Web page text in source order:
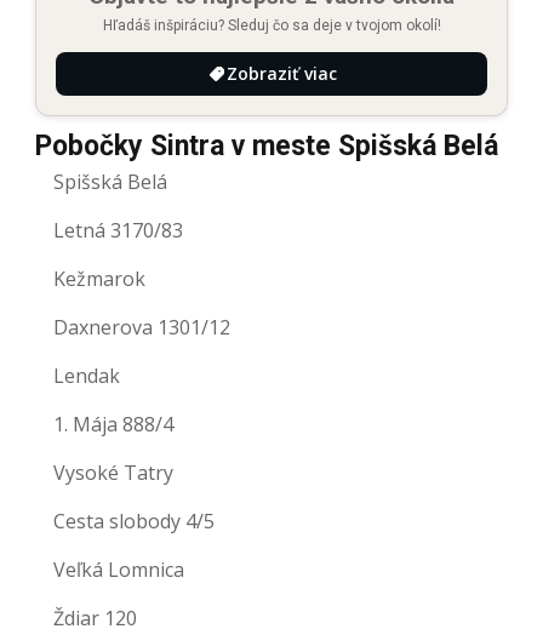
Hľadáš inšpiráciu? Sleduj čo sa deje v tvojom okolí!
Zobraziť viac
Pobočky Sintra v meste Spišská Belá
Spišská Belá
Letná 3170/83
Kežmarok
Daxnerova 1301/12
Lendak
1. Mája 888/4
Vysoké Tatry
Cesta slobody 4/5
Veľká Lomnica
Ždiar 120